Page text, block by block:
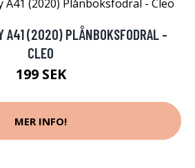
A41 (2020) PLÅNBOKSFODRAL -
CLEO
199 SEK
MER INFO!